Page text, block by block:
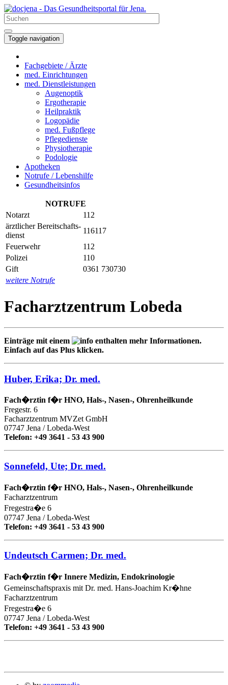
Toggle navigation
Fachgebiete / Ärzte
med. Einrichtungen
med. Dienstleistungen
Augenoptik
Ergotherapie
Heilpraktik
Logopädie
med. Fußpflege
Pflegedienste
Physiotherapie
Podologie
Apotheken
Notrufe / Lebenshilfe
Gesundheitsinfos
NOTRUFE
Notarzt
112
ärztlicher Bereitschafts-
dienst
116117
Feuerwehr
112
Polizei
110
Gift
0361 730730
weitere Notrufe
Facharztzentrum Lobeda
Einträge mit einem
enthalten mehr Informationen.
Einfach auf das Plus klicken.
Huber, Erika; Dr. med.
Fach�rztin f�r HNO, Hals-, Nasen-, Ohrenheilkunde
Fregestr. 6
Facharztzentrum MVZet GmbH
07747 Jena / Lobeda-West
Telefon: +49 3641 - 53 43 900
Sonnefeld, Ute; Dr. med.
Fach�rztin f�r HNO, Hals-, Nasen-, Ohrenheilkunde
Facharztzentrum
Fregestra�e 6
07747 Jena / Lobeda-West
Telefon: +49 3641 - 53 43 900
Undeutsch Carmen; Dr. med.
Fach�rztin f�r Innere Medizin, Endokrinologie
Gemeinschaftspraxis mit Dr. med. Hans-Joachim Kr�hne
Facharztzentrum
Fregestra�e 6
07747 Jena / Lobeda-West
Telefon: +49 3641 - 53 43 900